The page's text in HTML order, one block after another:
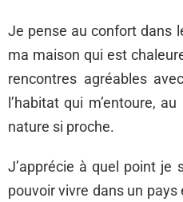
Je pense au confort dans
ma maison qui est
rencontres agréables
l’habitat qui m’entoure,
nature si proche.
J’apprécie à quel point je
pouvoir vivre dans un